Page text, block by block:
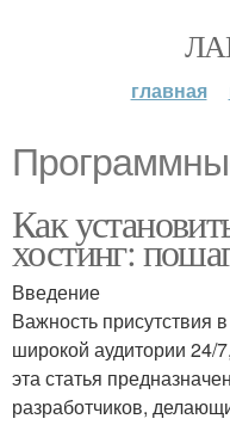
главная
Как
хостинг:
Введение
Важность присутствия
широкой аудитории 24/
эта статья
разработчиков,